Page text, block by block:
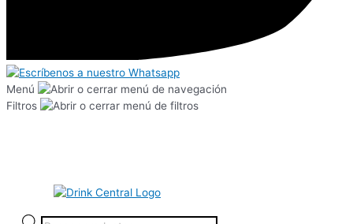
Menú
Filtros